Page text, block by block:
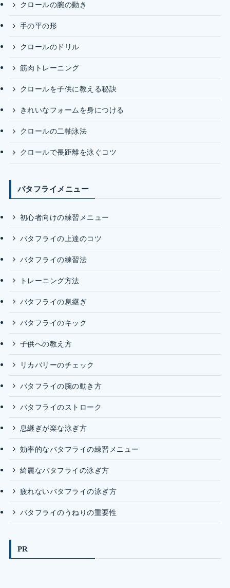
クロールの腕の動き
手の平の形
クロールのドリル
筋肉トレーニング
クロールを子供に教える秘訣
きれいなフォームを身につける
クロールの二軸泳法
クロールで長距離を泳ぐコツ
バタフライメニュー
初心者向けの練習メニュー
バタフライの上達のコツ
バタフライの練習法
トレーニング方法
バタフライの息継ぎ
バタフライのキック
子供への教え方
リカバリーのチェック
バタフライの腕の動き方
バタフライのストローク
息継ぎが楽な泳ぎ方
効率的なバタフライの練習メニュー
綺麗なバタフライの泳ぎ方
疲れないバタフライの泳ぎ方
バタフライのうねりの重要性
PR